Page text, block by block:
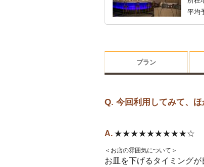
平均
プラン
Q. 今回利用してみて、
★★★★★★★★★☆
＜お店の雰囲気について＞
お皿を下げるタイミングが